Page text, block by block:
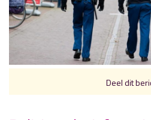
Inklappen
Deel dit